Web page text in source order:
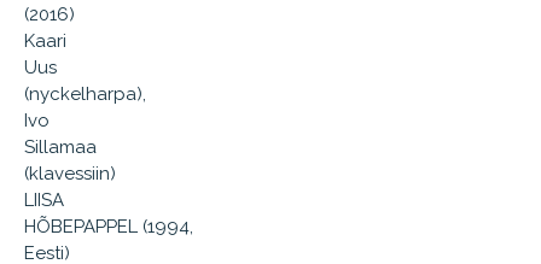
(2016)
Kaari
Uus
(nyckelharpa),
Ivo
Sillamaa
(klavessiin)
LIISA
HÕBEPAPPEL (1994,
Eesti)